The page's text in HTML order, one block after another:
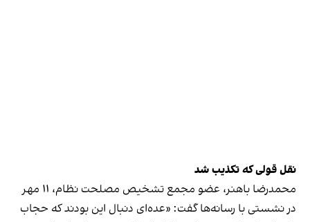
نقل قولی که تکذیب شد
محمدرضا باهنر، عضو مجمع تشخیص مصلحت نظام، ۱۱ مهر
در نشستی با رسانه‌ها گفت: «عده‌ای دنبال این بودند که حجاب